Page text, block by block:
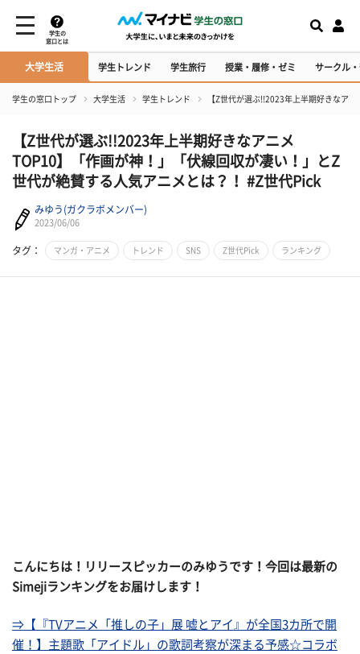
学生の
窓口とは
大学生活 学生トレンド 学生旅行 授業・履修・ゼミ サークル
学生の窓口トップ 大学生活 学生トレンド 【Z世代が選ぶ!!2023年上半期好きなア
【Z世代が選ぶ!!2023年上半期好きなアニメ
TOP10】「作画が神！」「伏線回収が凄い！」とZ
世代が絶賛する人気アニメとは？！ #Z世代Pick
みゆう(ガクラボメンバー)
2023/06/06
タグ： マンガ・アニメ トレンド SNS Z世代Pick ランキング
こんにちは！リリースピッカーのみゆうです！今回は最新の
Simejiランキングをお届けします！
⇒【『TVアニメ「推しの子」展 嘘とアイ』が全国3カ所で開
催！】主題歌「アイドル」の歌詞考察が深まる予感☆コラボ